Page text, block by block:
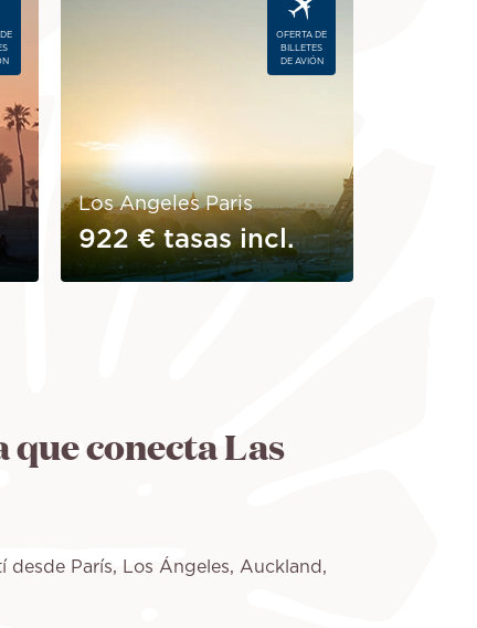
OFERTA DE
BILLETES
DE AVIÓN
Los Angeles Paris
922 € tasas incl.
conecta Las
desde París, Los Ángeles, Auckland,